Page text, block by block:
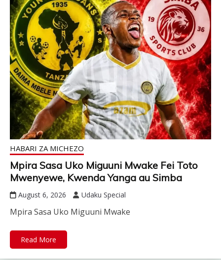
HABARI ZA MICHEZO
Mpira Sasa Uko Miguuni Mwake Fei Toto
Mwenyewe, Kwenda Yanga au Simba
August 6, 2026 Udaku Special
Mpira Sasa Uko Miguuni Mwake
Read More